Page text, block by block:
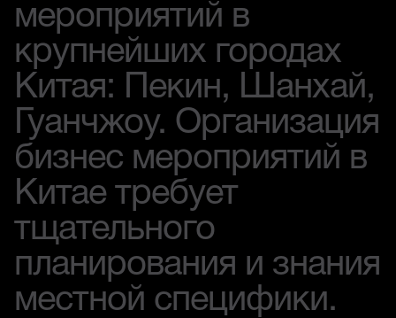
мероприятий в
крупнейших городах
Китая: Пекин, Шанхай,
Гуанчжоу. Организация
бизнес мероприятий в
Китае требует
тщательного
планирования и знания
местной специфики.